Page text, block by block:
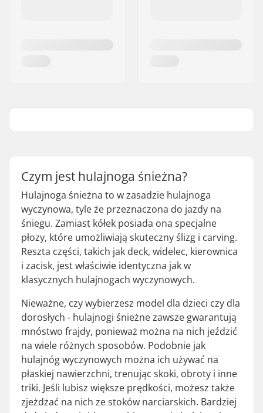
Czym jest hulajnoga śnieżna?
Hulajnoga śnieżna to w zasadzie hulajnoga
wyczynowa, tyle że przeznaczona do jazdy na
śniegu. Zamiast kółek posiada ona specjalne
płozy, które umożliwiają skuteczny ślizg i carving.
Reszta części, takich jak deck, widelec, kierownica
i zacisk, jest właściwie identyczna jak w
klasycznych hulajnogach wyczynowych.
Nieważne, czy wybierzesz model dla dzieci czy dla
dorosłych - hulajnogi śnieżne zawsze gwarantują
mnóstwo frajdy, ponieważ można na nich jeździć
na wiele różnych sposobów. Podobnie jak
hulajnóg wyczynowych można ich używać na
płaskiej nawierzchni, trenując skoki, obroty i inne
triki. Jeśli lubisz większe prędkości, możesz także
zjeżdżać na nich ze stoków narciarskich. Bardziej